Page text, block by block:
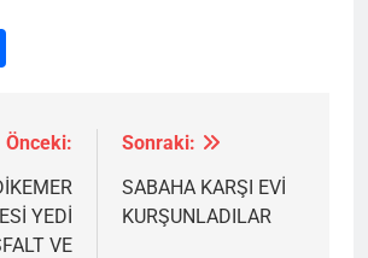
Önceki:
YEDİ
VE
Sonraki:
SABAHA KARŞI EVİ
KURŞUNLADILAR